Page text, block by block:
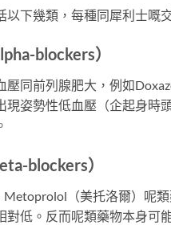
以下幾類，每種同犀利士嘅
blockers）
壓同前列腺肥大，例如
現姿勢性低血壓（企起身時
blockers）
（美托洛爾）呢
對低。反而呢類藥物本身可